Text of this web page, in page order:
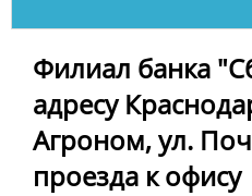
Филиал банка
адресу
Агроном, ул.
проезда к офису